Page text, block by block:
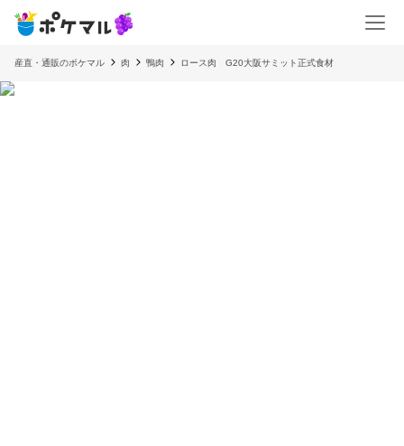
産直・通販のポケマル 肉 鴨肉 ロース肉 G20大阪サミット正式食材